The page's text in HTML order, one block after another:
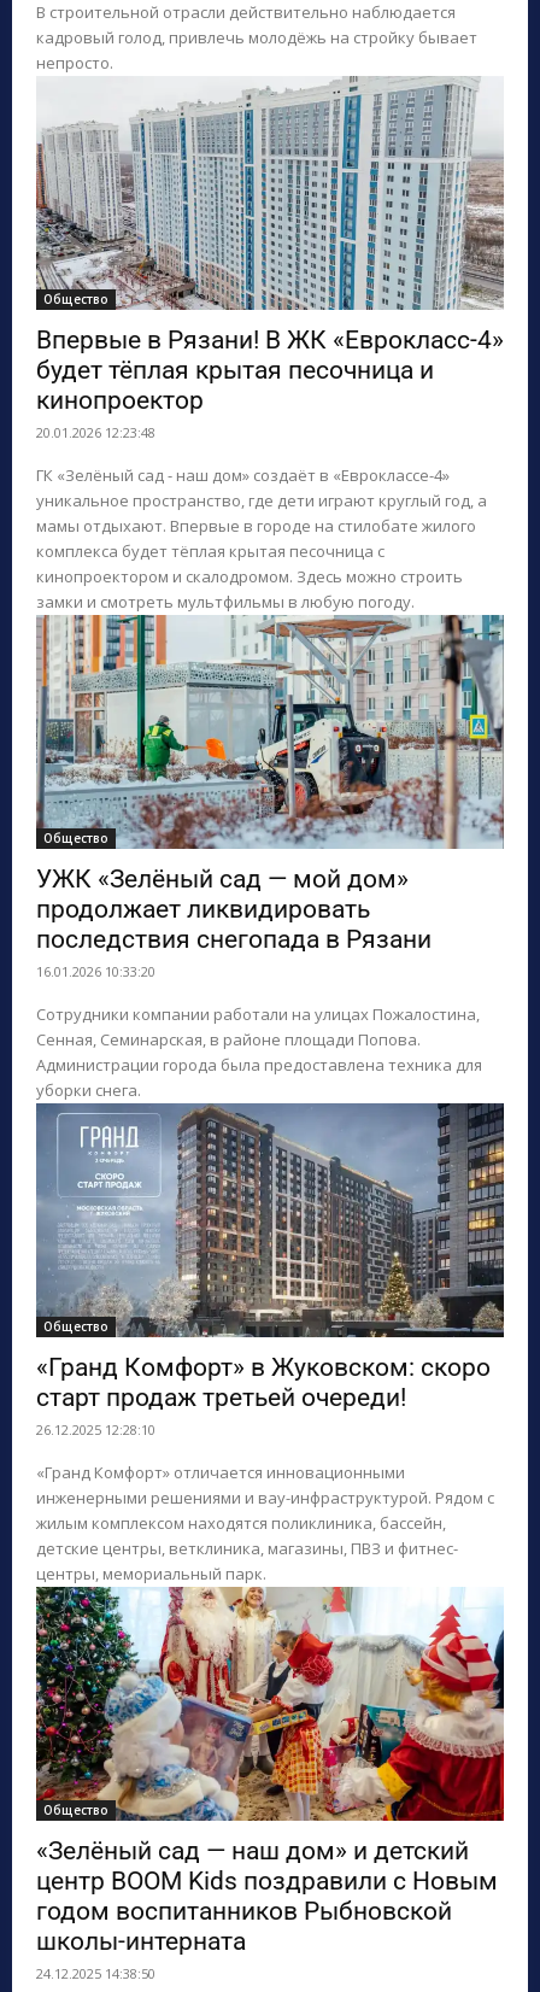
В строительной отрасли действительно наблюдается
кадровый голод, привлечь молодёжь на стройку бывает
непросто.
Общество
Впервые в Рязани! В ЖК «Еврокласс-4»
будет тёплая крытая песочница и
кинопроектор
20.01.2026 12:23:48
ГК «Зелёный сад - наш дом» создаёт в «Евроклассе-4»
уникальное пространство, где дети играют круглый год, а
мамы отдыхают. Впервые в городе на стилобате жилого
комплекса будет тёплая крытая песочница с
кинопроектором и скалодромом. Здесь можно строить
замки и смотреть мультфильмы в любую погоду.
Общество
УЖК «Зелёный сад — мой дом»
продолжает ликвидировать
последствия снегопада в Рязани
16.01.2026 10:33:20
Сотрудники компании работали на улицах Пожалостина,
Сенная, Семинарская, в районе площади Попова.
Администрации города была предоставлена техника для
уборки снега.
Общество
«Гранд Комфорт» в Жуковском: скоро
старт продаж третьей очереди!
26.12.2025 12:28:10
«Гранд Комфорт» отличается инновационными
инженерными решениями и вау-инфраструктурой. Рядом с
жилым комплексом находятся поликлиника, бассейн,
детские центры, ветклиника, магазины, ПВЗ и фитнес-
центры, мемориальный парк.
Общество
«Зелёный сад — наш дом» и детский
центр BOOM Kids поздравили с Новым
годом воспитанников Рыбновской
школы-интерната
24.12.2025 14:38:50